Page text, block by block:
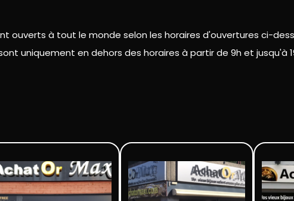
ouverts à tout le monde selon les horaires d'ouvertures ci-
uniquement en dehors des horaires à partir de 9h et jusqu'à